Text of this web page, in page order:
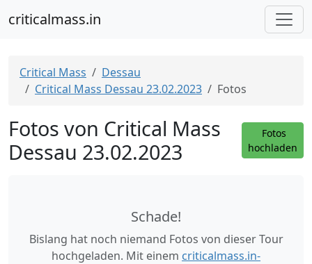
criticalmass.in
Critical Mass
Dessau
Critical Mass Dessau 23.02.2023
Fotos
Fotos von Critical Mass
Dessau 23.02.2023
Fotos
hochladen
Schade!
Bislang hat noch niemand Fotos von dieser Tour
hochgeladen. Mit einem criticalmass.in-